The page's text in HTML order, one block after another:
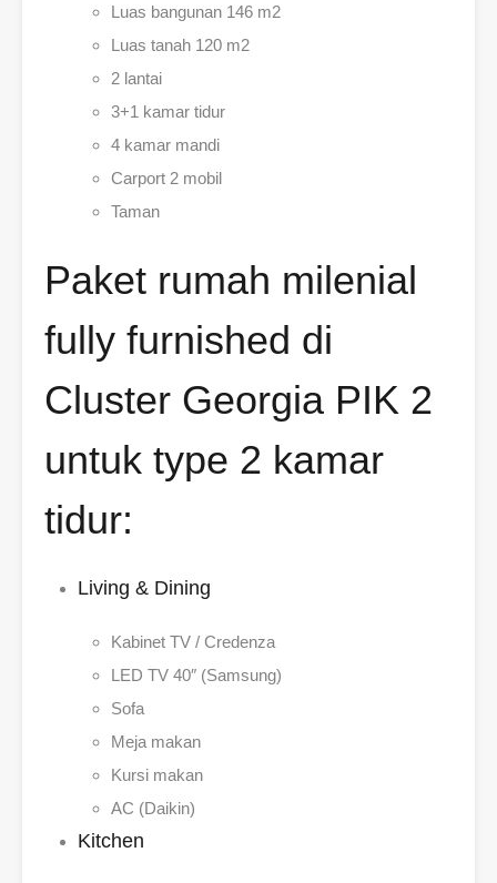
Luas bangunan 146 m2
Luas tanah 120 m2
2 lantai
3+1 kamar tidur
4 kamar mandi
Carport 2 mobil
Taman
Paket rumah milenial
fully furnished di
Cluster Georgia PIK 2
untuk type 2 kamar
tidur:
Living & Dining
Kabinet TV / Credenza
LED TV 40″ (Samsung)
Sofa
Meja makan
Kursi makan
AC (Daikin)
Kitchen